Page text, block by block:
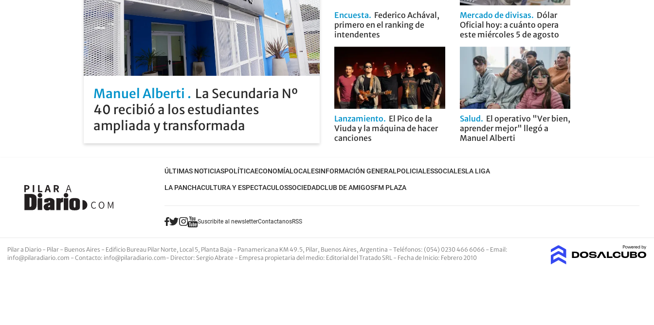
Manuel Alberti
La Secundaria Nº
40 recibió a los estudiantes
ampliada y transformada
Encuesta
Federico Achával,
primero en el ranking de
intendentes
Mercado de divisas
Dólar
Oficial hoy: a cuánto opera
este miércoles 5 de agosto
Lanzamiento
El Pico de la
Viuda y la máquina de hacer
canciones
Salud
El operativo "Ver bien,
aprender mejor" llegó a
Manuel Alberti
ÚLTIMAS NOTICIASPOLÍTICAECONOMÍALOCALESINFORMACIÓN GENERALPOLICIALESSOCIALESLA LIGA
LA PANCHACULTURA Y ESPECTACULOSSOCIEDADCLUB DE AMIGOSFM PLAZA
Suscribite al newsletterContactanosRSS
Pilar a Diario - Pilar - Buenos Aires - Edificio Bureau Pilar Norte, Local 5, Planta Baja - Panamericana KM 49.5, Pilar, Buenos Aires, Argentina - Teléfonos: (054) 0230 466 6066 - Email:
info@pilaradiario.com - Contacto: info@pilaradiario.com- Director: Sergio Abrate - Empresa propietaria del medio: Editorial del Tratado SRL - Fecha de Inicio: Febrero 2010